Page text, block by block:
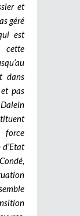
et
géré
est
cette
dans
pas
force